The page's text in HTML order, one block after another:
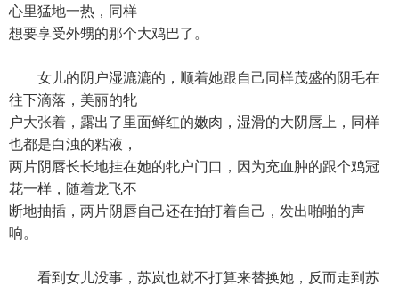
心里猛地一热，同样
想要享受外甥的那个大鸡巴了。
女儿的阴户湿漉漉的，顺着她跟自己同样茂盛的阴毛在
往下滴落，美丽的牝
户大张着，露出了里面鲜红的嫩肉，湿滑的大阴唇上，同样
也都是白浊的粘液，
两片阴唇长长地挂在她的牝户门口，因为充血肿的跟个鸡冠
花一样，随着龙飞不
断地抽插，两片阴唇自己还在拍打着自己，发出啪啪的声
响。
看到女儿没事，苏岚也就不打算来替换她，反而走到苏